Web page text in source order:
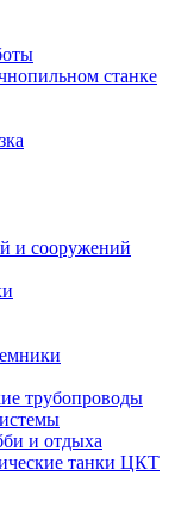
станке
и сооружений
трубопроводы
и отдыха
танки ЦКТ